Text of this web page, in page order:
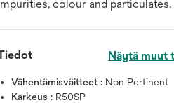
colour and particulates.
Näytä muut
Vähentämisväitteet : Non Pertinent
Karkeus : R50SP